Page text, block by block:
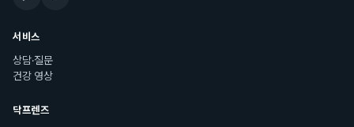
서비스
상담·질문
건강 영상
닥프렌즈